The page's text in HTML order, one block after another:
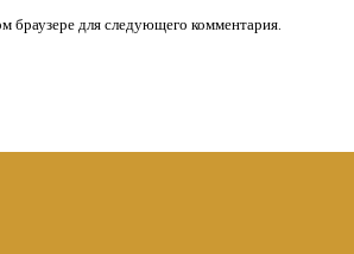
браузере для следующего комментария.